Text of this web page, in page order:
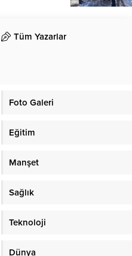
Tüm Yazarlar
Foto Galeri
Eğitim
Manşet
Sağlık
Teknoloji
Dünya